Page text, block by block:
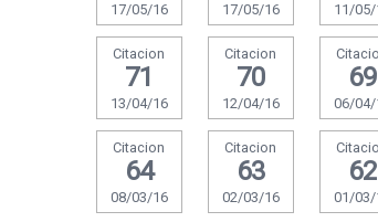
17/05/16 17/05/16 11/05/
Citacion
71
13/04/16
Citacion
70
12/04/16
69
06/04/
Citacion
64
08/03/16
Citacion
63
02/03/16
62
01/03/